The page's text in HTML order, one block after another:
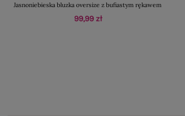
Jasnoniebieska bluzka oversize z bufiastym rękawem
99,99 zł